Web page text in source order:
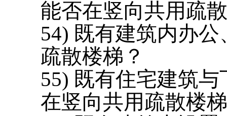
能否在竖向共用疏
54) 既有建筑内办
疏散楼梯？
55) 既有住宅建筑
在竖向共用疏散楼